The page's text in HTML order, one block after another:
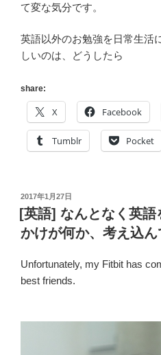
て変な気分です。
英語以外のお勉強を日常生活
しいのは、どうしたら
share:
X Facebook
Tumblr Pocket
投
稿
日:
2017年1月27日
[英語] なんとなく英語
かけが何か、考え込
Unfortunately, my Fitbit has
best friends.